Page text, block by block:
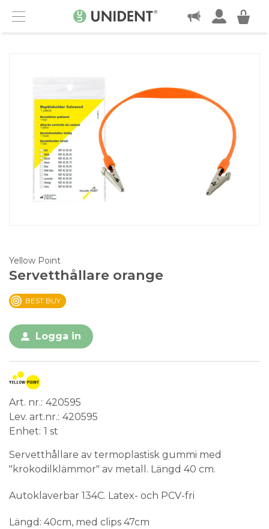
Menu
KONTAKT
Yellow Point
Servetthållare orange
BEST BUY
Logga in
Art. nr. 420595
Lev. art.nr. 420595
Enhet 1 st
Servetthållare av termoplastisk gummi med
"krokodilklämmor" av metall. Längd 40 cm.
Autoklaverbar 134C. Latex- och PCV-fri
Längd: 40cm, med clips 47cm